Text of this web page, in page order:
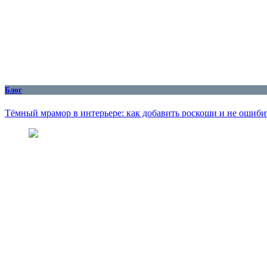
Блог
Тёмный мрамор в интерьере: как добавить роскоши и не